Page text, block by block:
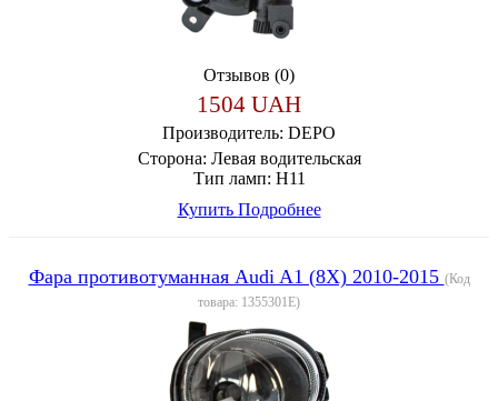
Отзывов (0)
1504 UAH
Производитель: DEPO
Сторона: Левая водительская
Тип ламп: H11
Купить Подробнее
Фара противотуманная Audi A1 (8X) 2010-2015 (Код
товара: 1355301E)